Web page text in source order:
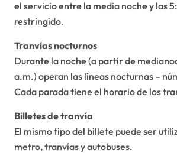
el servicio entre la media noche y las
restringido.
Tranvías nocturnos
Durante la noche (a partir de
a.m.) operan las líneas nocturnas –
Cada parada tiene el horario de los
Billetes de tranvía
El mismo tipo del billete puede ser
metro, tranvías y autobuses.